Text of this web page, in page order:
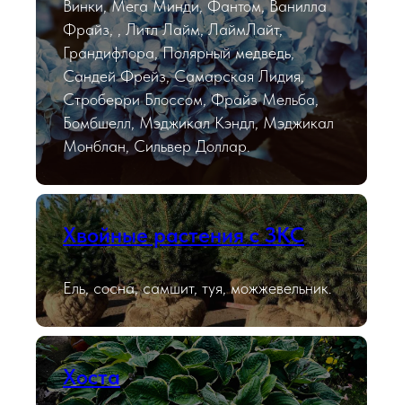
Винки, Мега Минди, Фантом, Ванилла
Фрайз, , Литл Лайм, ЛаймЛайт,
Грандифлора, Полярный медведь,
Сандей Фрейз, Самарская Лидия,
Строберри Блоссом, Фрайз Мельба,
Бомбшелл, Мэджикал Кэндл, Мэджикал
Монблан, Сильвер Доллар.
Хвойные растения с ЗКС
Ель, сосна, самшит, туя, можжевельник.
Хоста